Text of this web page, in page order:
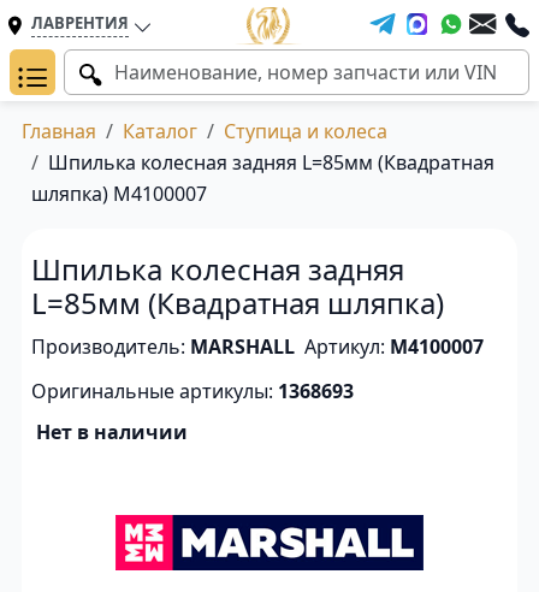
ЛАВРЕНТИЯ
Главная Каталог
Ступица и колеса
Шпилька колесная задняя L=85мм (Квадратная
шляпка) M4100007
Шпилька колесная задняя
L=85мм (Квадратная шляпка)
Производитель: MARSHALL Артикул: M4100007
Оригинальные артикулы: 1368693
Нет в наличии